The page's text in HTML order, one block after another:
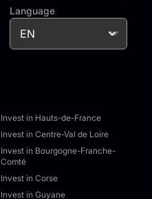
Language
Invest in Hauts-de-France
Invest in Centre-Val de Loire
Invest in Bourgogne-Franche-
Comté
Invest in Corse
Invest in Guyane